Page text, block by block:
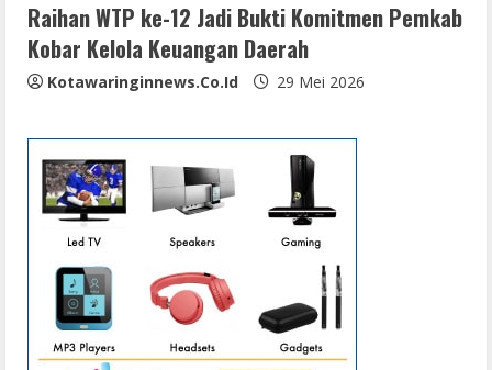
Raihan WTP ke-12 Jadi Bukti Komitmen Pemkab
Kobar Kelola Keuangan Daerah
Kotawaringinnews.co.id 29 Mei 2026